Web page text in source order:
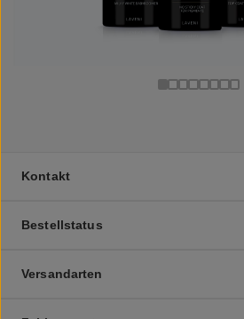
Kontakt
Bestellstatus
Versandarten